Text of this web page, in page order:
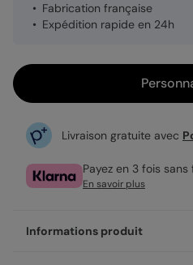
Fabrication française
Expédition rapide en 24h
Livraison gratuite avec
Payez en 3 fois sans
En savoir plus
Informations produit